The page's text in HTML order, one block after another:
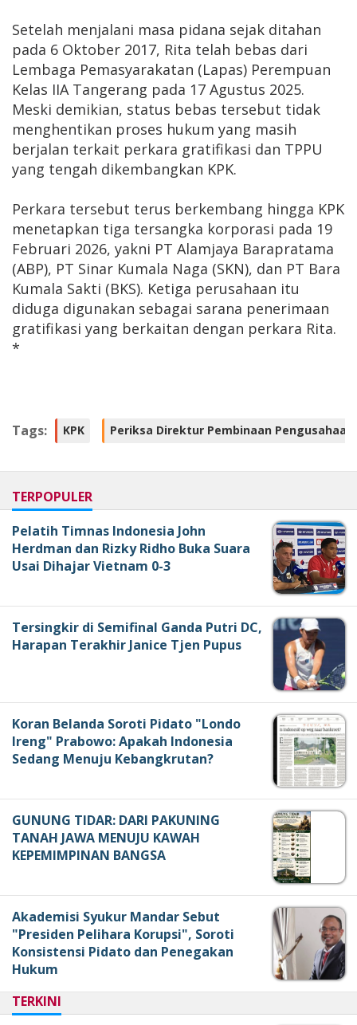
Setelah menjalani masa pidana sejak ditahan
pada 6 Oktober 2017, Rita telah bebas dari
Lembaga Pemasyarakatan (Lapas) Perempuan
Kelas IIA Tangerang pada 17 Agustus 2025.
Meski demikian, status bebas tersebut tidak
menghentikan proses hukum yang masih
berjalan terkait perkara gratifikasi dan TPPU
yang tengah dikembangkan KPK.
Perkara tersebut terus berkembang hingga KPK
menetapkan tiga tersangka korporasi pada 19
Februari 2026, yakni PT Alamjaya Barapratama
(ABP), PT Sinar Kumala Naga (SKN), dan PT Bara
Kumala Sakti (BKS). Ketiga perusahaan itu
diduga digunakan sebagai sarana penerimaan
gratifikasi yang berkaitan dengan perkara Rita.
*
Tags: KPK Periksa Direktur Pembinaan Pengusahaan
TERPOPULER
Pelatih Timnas Indonesia John
Herdman dan Rizky Ridho Buka Suara
Usai Dihajar Vietnam 0-3
Tersingkir di Semifinal Ganda Putri DC,
Harapan Terakhir Janice Tjen Pupus
Koran Belanda Soroti Pidato "Londo
Ireng" Prabowo: Apakah Indonesia
Sedang Menuju Kebangkrutan?
GUNUNG TIDAR: DARI PAKUNING
TANAH JAWA MENUJU KAWAH
KEPEMIMPINAN BANGSA
Akademisi Syukur Mandar Sebut
"Presiden Pelihara Korupsi", Soroti
Konsistensi Pidato dan Penegakan
Hukum
TERKINI